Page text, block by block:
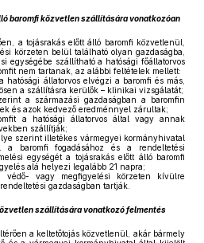
baromfi közvetlen szállítására vonatkozóan
a tojásrakás előtt álló baromfi közvetlenül,
körzeten belül található olyan gazdaságba,
egységébe szállítható a hatósági főállatorvos
nem tartanak, az alábbi feltételek mellett:
hatósági állatorvos elvégzi a baromfi és más,
a szállításra kerülők – klinikai vizsgálatát;
a származási gazdaságban a baromfin
és azok kedvező eredménnyel zárultak;
a hatósági állatorvos által vagy annak
szállítják;
szerint illetékes vármegyei kormányhivatal
a baromfi fogadásához és a rendeltetési
egységét a tojásrakás előtt álló baromfi
alá helyezi legalább 21 napra;
vagy megfigyelési körzeten kívülre
gazdaságban tartják.
szállítására vonatkozó felmentés
a keltetőtojás közvetlenül, akár bármely